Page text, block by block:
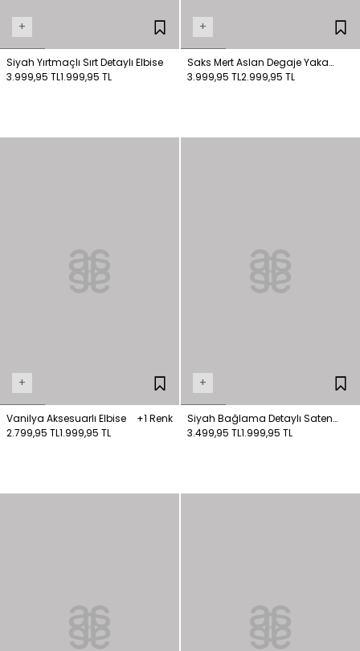
+
Siyah Yırtmaçlı Sırt Detaylı Elbise
3.999,95 TL1.999,95 TL
+
Saks Mert Aslan Degaje Yaka
Elbise
3.999,95 TL2.999,95 TL
+
Vanilya Aksesuarlı Elbise
+1 Renk
2.799,95 TL1.999,95 TL
+
Siyah Bağlama Detaylı Saten
Elbise
3.499,95 TL1.999,95 TL